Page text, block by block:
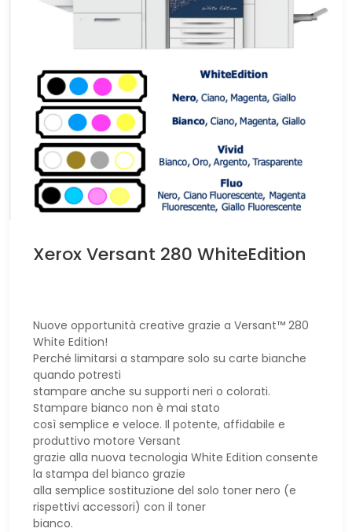
Xerox Versant 280 WhiteEdition
Nuove opportunità creative grazie a Versant™ 280
White Edition!
Perché limitarsi a stampare solo su carte bianche
quando potresti
stampare anche su supporti neri o colorati.
Stampare bianco non è mai stato
così semplice e veloce. Il potente, affidabile e
produttivo motore Versant
grazie alla nuova tecnologia White Edition consente
la stampa del bianco grazie
alla semplice sostituzione del solo toner nero (e
rispettivi accessori) con il toner
bianco.